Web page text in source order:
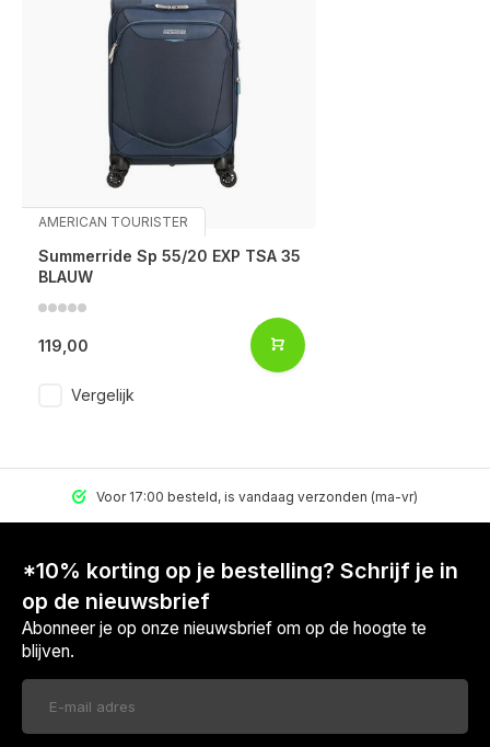
AMERICAN TOURISTER
Summerride Sp 55/20 EXP TSA 35
BLAUW
119,00
Vergelijk
Voor 17:00 besteld, is vandaag verzonden (ma-vr)
*10% korting op je bestelling? Schrijf je in
op de nieuwsbrief
Abonneer je op onze nieuwsbrief om op de hoogte te
blijven.